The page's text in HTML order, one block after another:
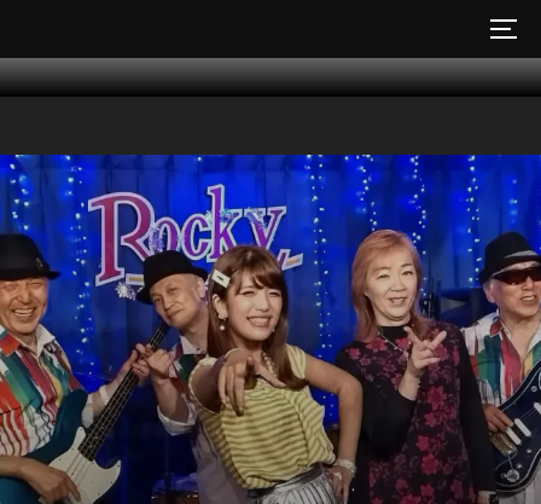
テ
ツ
へ
ス
ッ
プ
サイ